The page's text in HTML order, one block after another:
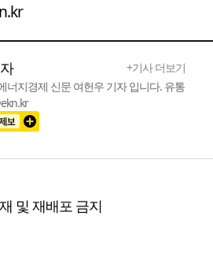
+기사 더보기
너지경제 신문 여헌우 기자 입니다. 유통
및 재배포 금지